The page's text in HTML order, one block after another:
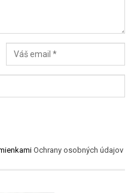
Ochrany osobných údajov